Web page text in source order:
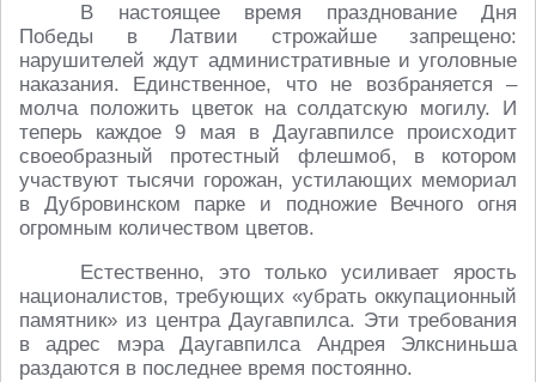
В настоящее время празднование Дня
Победы в Латвии строжайше запрещено:
нарушителей ждут административные и уголовные
наказания. Единственное, что не возбраняется –
молча положить цветок на солдатскую могилу. И
теперь каждое 9 мая в Даугавпилсе происходит
своеобразный протестный флешмоб, в котором
участвуют тысячи горожан, устилающих мемориал
в Дубровинском парке и подножие Вечного огня
огромным количеством цветов.
Естественно, это только усиливает ярость
националистов, требующих «убрать оккупационный
памятник» из центра Даугавпилса. Эти требования
в адрес мэра Даугавпилса Андрея Элксниньша
раздаются в последнее время постоянно.